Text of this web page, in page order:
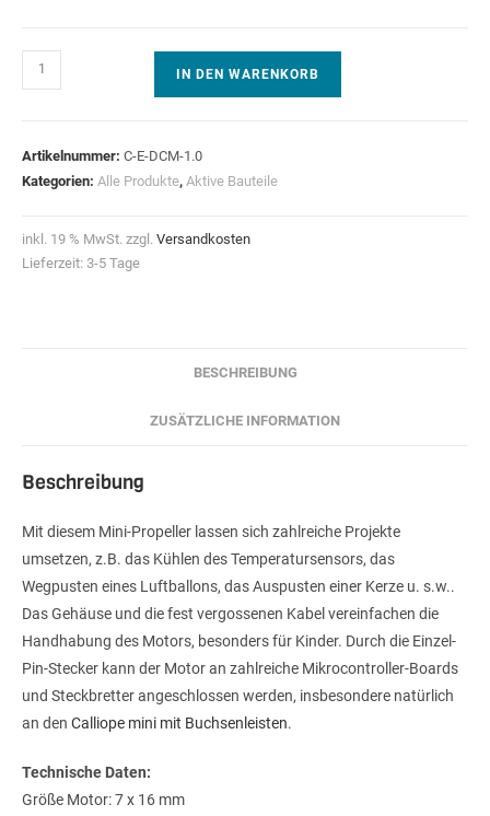
Miniatur
DC-
Luftschraube
Menge
IN DEN WARENKORB
Artikelnummer: C-E-DCM-1.0
Kategorien: Alle Produkte, Aktive Bauteile
inkl. 19 % MwSt. zzgl. Versandkosten
Lieferzeit: 3-5 Tage
BESCHREIBUNG
ZUSÄTZLICHE INFORMATION
Beschreibung
Mit diesem Mini-Propeller lassen sich zahlreiche Projekte
umsetzen, z.B. das Kühlen des Temperatursensors, das
Wegpusten eines Luftballons, das Auspusten einer Kerze u. s.w..
Das Gehäuse und die fest vergossenen Kabel vereinfachen die
Handhabung des Motors, besonders für Kinder. Durch die Einzel-
Pin-Stecker kann der Motor an zahlreiche Mikrocontroller-Boards
und Steckbretter angeschlossen werden, insbesondere natürlich
an den Calliope mini mit Buchsenleisten.
Technische Daten:
Größe Motor: 7 x 16 mm